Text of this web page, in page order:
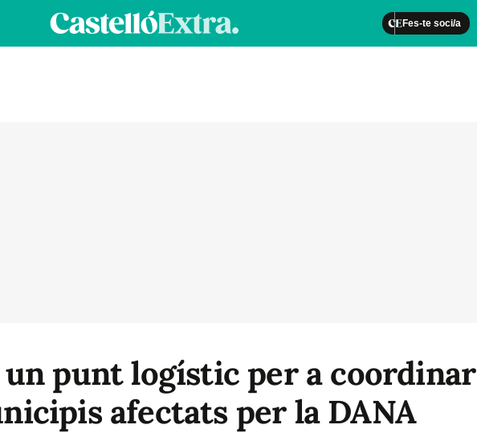
Fes-te soci/a
punt logístic per a coordinar
afectats per la DANA